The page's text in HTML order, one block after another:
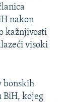
nakon
kažnjivosti
visoki
bonskih
BiH, kojeg